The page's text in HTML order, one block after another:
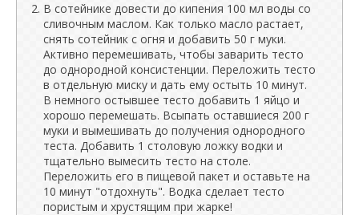
В сотейнике довести до кипения 100 мл воды со
сливочным маслом. Как только масло растает,
снять сотейник с огня и добавить 50 г муки.
Активно перемешивать, чтобы заварить тесто
до однородной консистенции. Переложить тесто
в отдельную миску и дать ему остыть 10 минут.
В немного остывшее тесто добавить 1 яйцо и
хорошо перемешать. Всыпать оставшиеся 200 г
муки и вымешивать до получения однородного
теста. Добавить 1 столовую ложку водки и
тщательно вымесить тесто на столе.
Переложить его в пищевой пакет и оставьте на
10 минут "отдохнуть". Водка сделает тесто
пористым и хрустящим при жарке!